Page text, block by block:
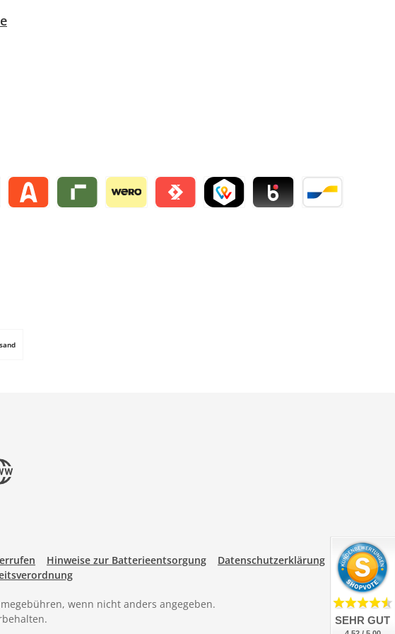
Hinweise zur Batterieentsorgung
Datenschutzerklärung
wenn nicht anders angegeben.
SEHR GUT